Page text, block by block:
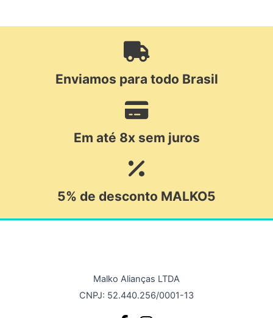
Enviamos para todo Brasil
Em até 8x sem juros
5% de desconto MALKO5
Malko Alianças LTDA
CNPJ: 52.440.256/0001-13